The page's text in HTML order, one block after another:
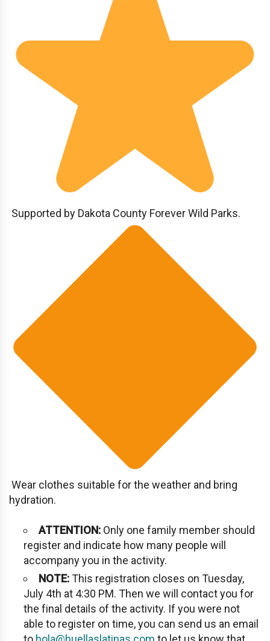
Supported by Dakota County Forever Wild Parks.
Wear clothes suitable for the weather and bring
hydration.
ATTENTION: Only one family member should
register and indicate how many people will
accompany you in the activity.
NOTE:This registration closes on Tuesday,
July 4th at 4:30 PM. Then we will contact you for
the final details of the activity. If you were not
able to register on time, you can send us an email